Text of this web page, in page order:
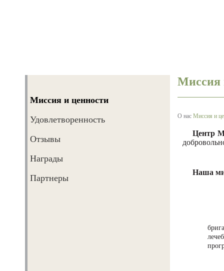
Диагностика
Реабилитация
Экообследование жилья
Миссия и ценности
Удовлетворенность
Отзывы
Награды
Партнеры
Миссия
О нас Миссия и
Центр
Наша